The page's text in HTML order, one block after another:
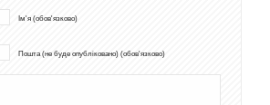
Ім'я (обов'язково)
Пошта (не буде опубліковано) (обов'язково)